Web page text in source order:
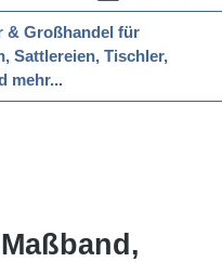
& Großhandel für
Sattlereien, Tischler,
mehr...